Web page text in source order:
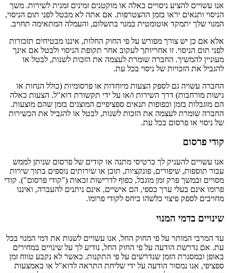
אנו עשויים להציע ניסויים כאלה או מוקטנים זמינים זמנית לשירות. משך
הניסוי ותנאים יראו בזמן ההצטרפות. אם אתה לא מבטל לפני תום הניסוי,
המנוי שלך יתמקד אוטומטית במנוי בתשלום, והעמלה המתאימה תחויב.
אלא אם כן יש צורך מפורש על פי החוק החלות, איננו מבטיחים תזכורות
לפני תום הניסוי. זו אחריותך לעקוב אחר תקופת הניסוי ולבטל אם אינך
מעוניין להמשיך. החברה שומרת לעצמה את הזכות לשנות, לבטל או
להגביל את הזכויות של ניסוי בכל עת.
החברה עשויה גם לספק הצעות מיוחדות או פרסומיות (כולל הנחות או
גישות מורחבות) דרך השירות ו/או על ידי תקשורת דוא"ל. הצעות כאלה
הם מוגבלות בזמן וכפופות תנאים ספציפיים המוצגים בזמן שהם מוצעות.
החברה שומרת לעצמה את הזכות לשנות, לבטל או להגביל את הכשירות
של ניסוי או פרסום בכל עת.
קודי פרסום
אנו עשויים להעניק לך כרטיסי מתנה או קודים של פרסום שניתן לממש
עבור תוספות, שיפורים, פונקציות, תוכן או שירותים נוספים בתוך שירות
מסויים ובמשך פרק זמן מוגבל, כפוף לדרישות זכאות ("קודי פרסום"). קודי
פרומו אינם בעלי ערך כספי, הם אישיים, אינם ניתנים להעברה, ואיננו
מחויבים לספק פיצוי כלשהו ביחס לקודי פרומו.
שינויים בדמי המנוי
עד המרבי המותר על פי החוק החל, אנו עשויים לשנות את דמי המנוי בכל
עת. אם נדרשת הודעה על פי החוק החל, נודיע לך על שינויים במחירים
באופן ובמסגרת הזמן שנדרשים על פי התקנות. כאשר לא נקבע טווח זמן
ספציפי, אנו נמסור הודעה על ידי שליחת התראה לדוא"ל או באמצעות